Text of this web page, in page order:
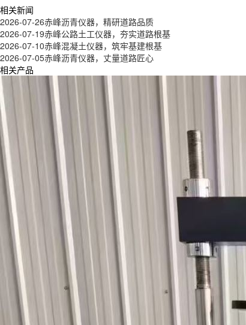
相关新闻
2026-07-26赤峰沥青仪器，精研道路品质
2026-07-19赤峰公路土工仪器，夯实道路根基
2026-07-10赤峰混凝土仪器，筑牢基建根基
2026-07-05赤峰沥青仪器，丈量道路匠心
相关产品